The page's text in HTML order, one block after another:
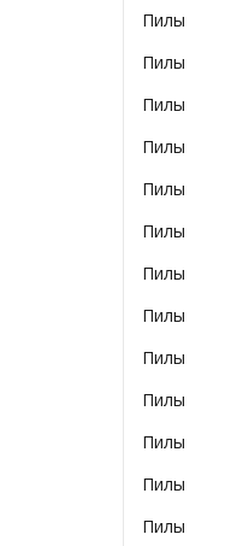
Пилы
Пилы
Пилы
Пилы
Пилы
Пилы
Пилы
Пилы
Пилы
Пилы
Пилы
Пилы
Пилы